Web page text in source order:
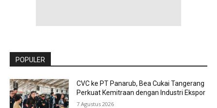
POPULER
CVC ke PT Panarub, Bea Cukai Tangerang
Perkuat Kemitraan dengan Industri Ekspor
7 Agustus 2026